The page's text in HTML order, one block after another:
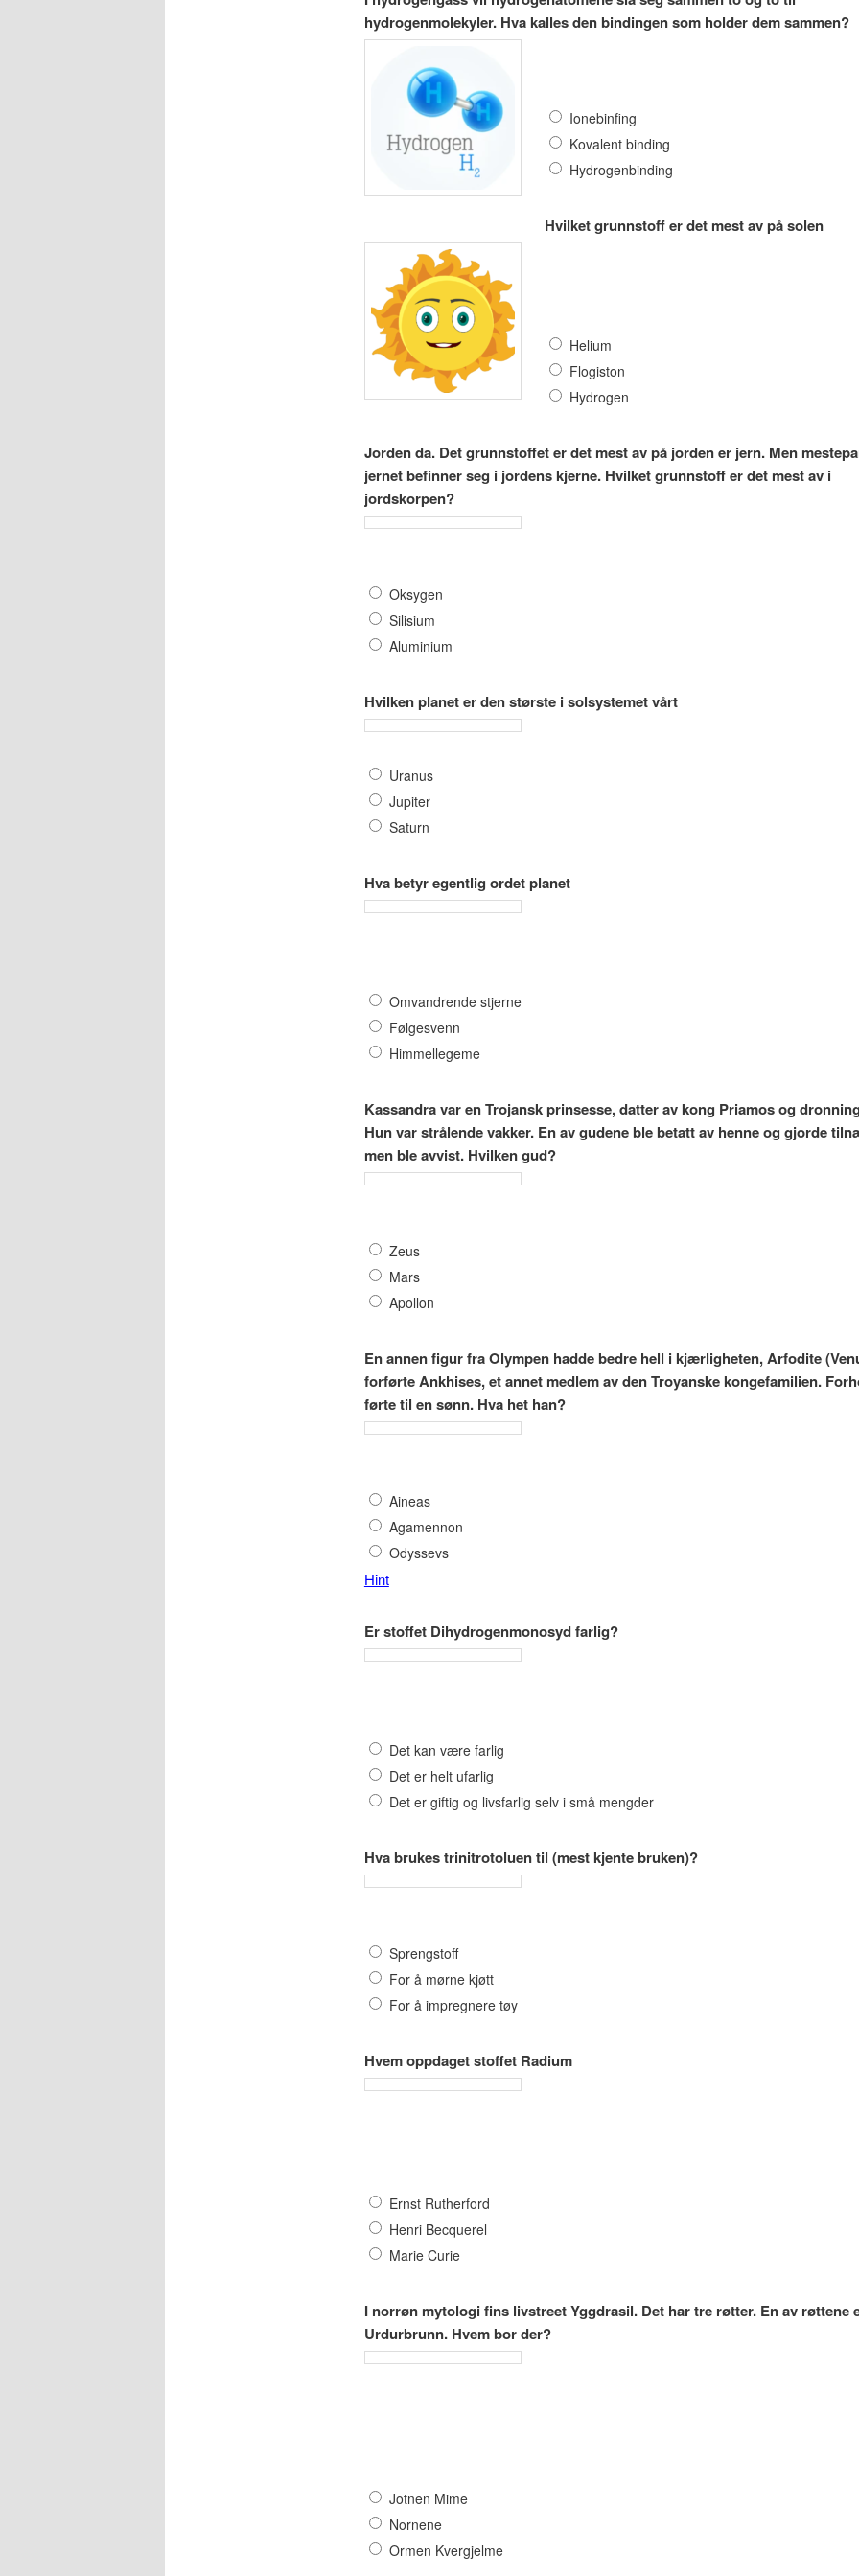
hydrogenmolekyler. Hva kalles den bindingen som holder dem sammen?
Ionebinfing
Kovalent binding
Hydrogenbinding
Hvilket grunnstoff er det mest av på solen
Helium
Flogiston
Hydrogen
Jorden da. Det grunnstoffet er det mest av på jorden er jern. Men
jernet befinner seg i jordens kjerne. Hvilket grunnstoff er det mest av i
jordskorpen?
Oksygen
Silisium
Aluminium
Hvilken planet er den største i solsystemet vårt
Uranus
Jupiter
Saturn
Hva betyr egentlig ordet planet
Omvandrende stjerne
Følgesvenn
Himmellegeme
Kassandra var en Trojansk prinsesse, datter av kong Priamos og
Hun var strålende vakker. En av gudene ble betatt av henne og gjorde
men ble avvist. Hvilken gud?
Zeus
Mars
Apollon
En annen figur fra Olympen hadde bedre hell i kjærligheten, Arfodite
forførte Ankhises, et annet medlem av den Troyanske kongefamilien.
førte til en sønn. Hva het han?
Aineas
Agamennon
Odyssevs
Hint
Er stoffet Dihydrogenmonosyd farlig?
Det kan være farlig
Det er helt ufarlig
Det er giftig og livsfarlig selv i små mengder
Hva brukes trinitrotoluen til (mest kjente bruken)?
Sprengstoff
For å mørne kjøtt
For å impregnere tøy
Hvem oppdaget stoffet Radium
Ernst Rutherford
Henri Becquerel
Marie Curie
I norrøn mytologi fins livstreet Yggdrasil. Det har tre røtter. En av røttene
Urdurbrunn. Hvem bor der?
Jotnen Mime
Nornene
Ormen Kvergjelme